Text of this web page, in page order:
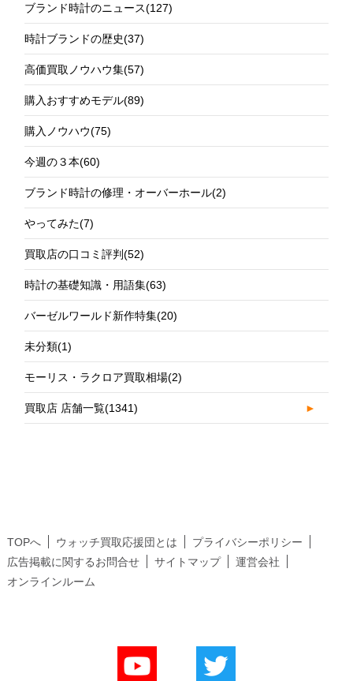
ブランド時計のニュース(127)
時計ブランドの歴史(37)
高価買取ノウハウ集(57)
購入おすすめモデル(89)
購入ノウハウ(75)
今週の３本(60)
ブランド時計の修理・オーバーホール(2)
やってみた(7)
買取店の口コミ評判(52)
時計の基礎知識・用語集(63)
バーゼルワールド新作特集(20)
未分類(1)
モーリス・ラクロア買取相場(2)
買取店 店舗一覧(1341) ►
TOPへ ウォッチ買取応援団とは
プライバシーポリシー
広告掲載に関するお問合せ
サイトマップ
運営会社
オンラインルーム